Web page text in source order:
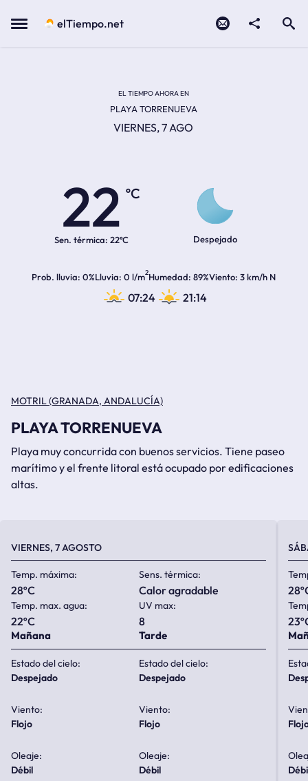
Menu elTiempo.net
EL TIEMPO AHORA EN
PLAYA TORRENUEVA
VIERNES, 7 AGO
22
ºC
Sen. térmica: 22ºC Despejado
Prob. lluvia 0%Lluvia 0 l/m2Humedad 89%Viento 3 km/h N
07:24 21:14
MOTRIL (GRANADA, ANDALUCÍA)
PLAYA TORRENUEVA
Playa muy concurrida con buenos servicios. Tiene paseo
marítimo y el frente litoral está ocupado por edificaciones
altas.
VIERNES, 7 AGOSTO
Temp. máxima:
28ºC
Sens. térmica:
calor agradable
Temp. max. agua:
22ºC
UV max:
8
Mañana
Estado del cielo:
despejado
Viento:
flojo
Oleaje:
débil
Tarde
Estado del cielo:
despejado
Viento:
flojo
Oleaje:
débil